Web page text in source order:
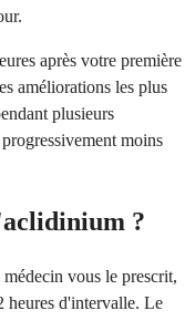
après votre première
améliorations les plus
plusieurs
moins
?
vous le prescrit,
heures d'intervalle. Le